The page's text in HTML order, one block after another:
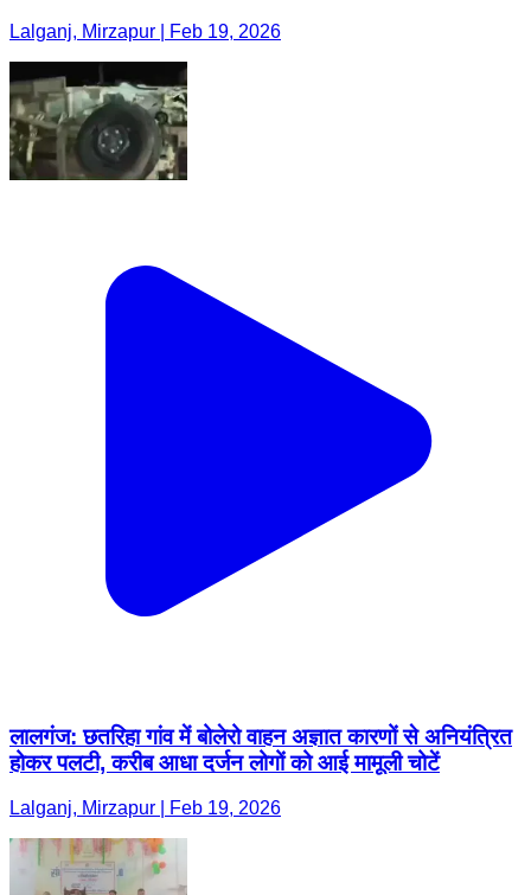
Lalganj, Mirzapur | Feb 19, 2026
लालगंज: छतरिहा गांव में बोलेरो वाहन अज्ञात कारणों से अनियंत्रित
होकर पलटी, करीब आधा दर्जन लोगों को आई मामूली चोटें
Lalganj, Mirzapur | Feb 19, 2026